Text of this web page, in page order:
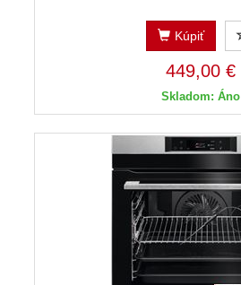
Kúpiť
449,00 €
Skladom: Áno